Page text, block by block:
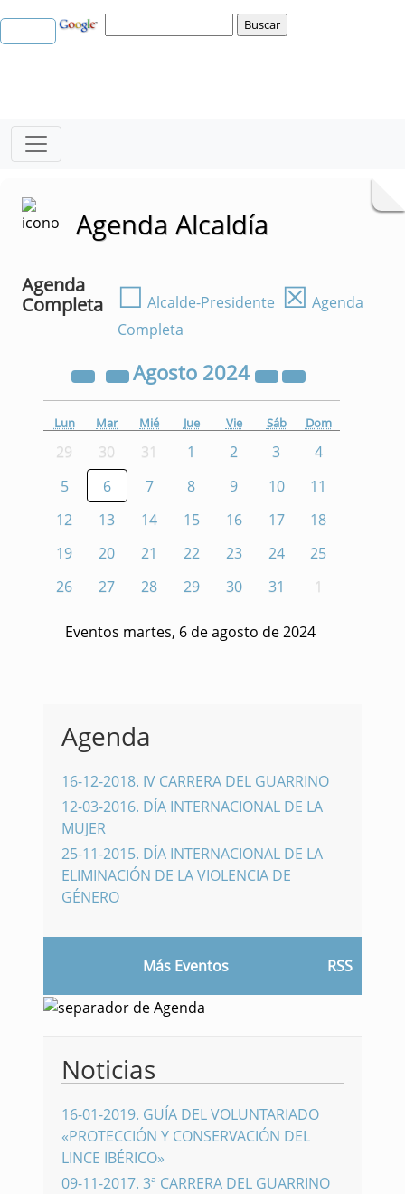
Agenda Alcaldía
Agenda
Completa
☐ Alcalde-Presidente ☒ Agenda
Completa
Agosto 2024
Lun Mar Mié Jue Vie Sáb Dom
29 30 31 1 2 3
4
5
6 7 8 9 10
11
12
13 14 15 16 17
18
19
20 21 22 23 24
25
26
27 28 29 30 31 1
Eventos martes, 6 de agosto de 2024
Agenda
16-12-2018. IV CARRERA DEL GUARRINO
12-03-2016. DÍA INTERNACIONAL DE LA
MUJER
25-11-2015. DÍA INTERNACIONAL DE LA
ELIMINACIÓN DE LA VIOLENCIA DE
GÉNERO
Más Eventos RSS
Noticias
16-01-2019. GUÍA DEL VOLUNTARIADO
«PROTECCIÓN Y CONSERVACIÓN DEL
LINCE IBÉRICO»
09-11-2017. 3ª CARRERA DEL GUARRINO